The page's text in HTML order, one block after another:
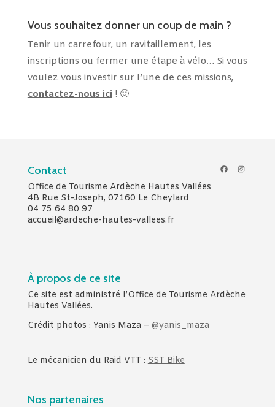
Vous souhaitez donner un coup de main ?
Tenir un carrefour, un ravitaillement, les
inscriptions ou fermer une étape à vélo… Si vous
voulez vous investir sur l’une de ces missions,
contactez-nous ici! 🙂
Contact
Office de Tourisme Ardèche Hautes Vallées
4B Rue St-Joseph, 07160 Le Cheylard
04 75 64 80 97
accueil@ardeche-hautes-vallees.fr
Facebook
À propos de ce site
Ce site est administré l’Office de Tourisme Ardèche
Hautes Vallées.
Crédit photos : Yanis Maza – @yanis_maza
Le mécanicien du Raid VTT : SST Bike
Nos partenaires